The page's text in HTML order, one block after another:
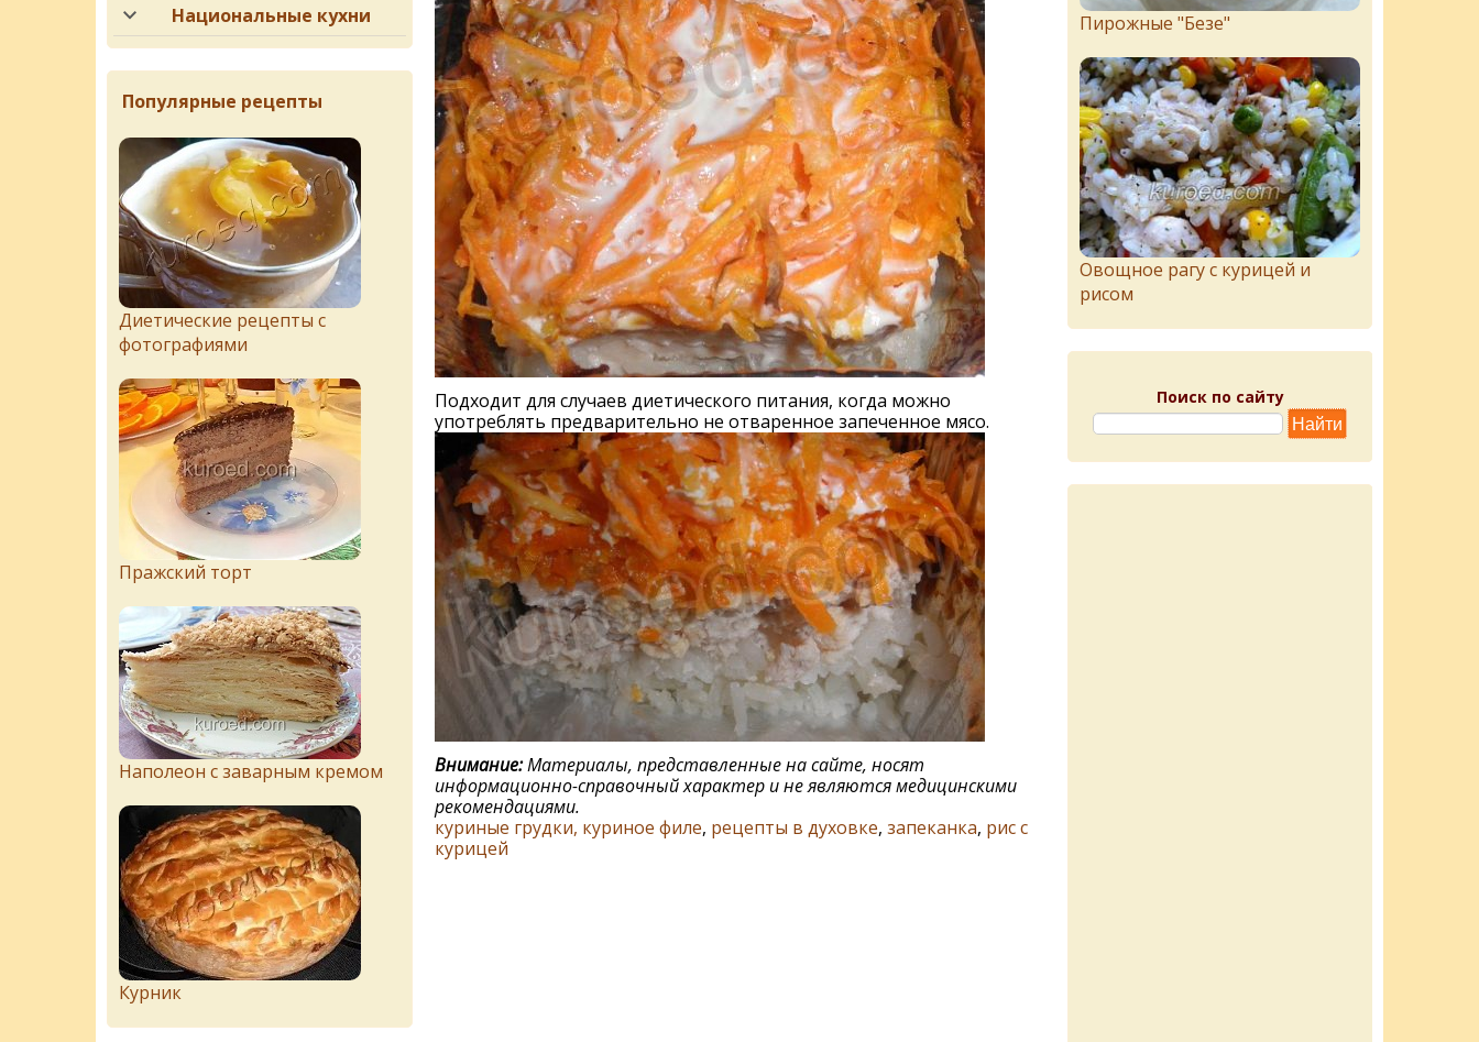
Подходит для случаев диетического питания, когда можно
употреблять предварительно не отваренное запеченное мясо.
Внимание:Материалы, представленные на сайте, носят
информационно-справочный характер и не являются медицинскими
рекомендациями.
куриные грудки, куриное филе, рецепты в духовке, запеканка, рис с
курицей
Национальные кухни
Популярные рецепты
Диетические рецепты с
фотографиями
Пражский торт
Наполеон с заварным кремом
Курник
Пирожныe "Бeзe"
Овощное рагу с курицей и
рисом
Поиск по сайту